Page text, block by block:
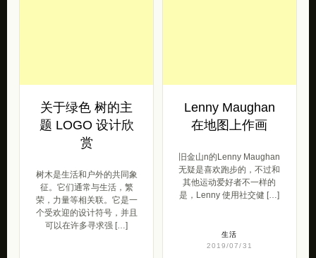
关于绿色 树的主
题 LOGO 设计欣
赏
树木是生活和户外的共同象
征。它们通常与生活，繁
荣，力量等相关联。它是一
个受欢迎的设计符号，并且
可以在许多寻求强 […]
Lenny Maughan
在地图上作画
旧金山n的Lenny Maughan
无疑是喜欢跑步的，不过和
其他运动爱好者不一样的
是，Lenny 使用社交健 […]
生活
2019/07/31